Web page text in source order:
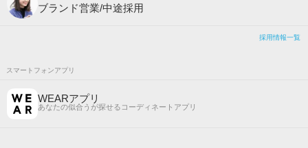
ブランド営業/中途採用
採用情報一覧
スマートフォンアプリ
WEARアプリ
あなたの似合うが探せるコーディネートアプリ